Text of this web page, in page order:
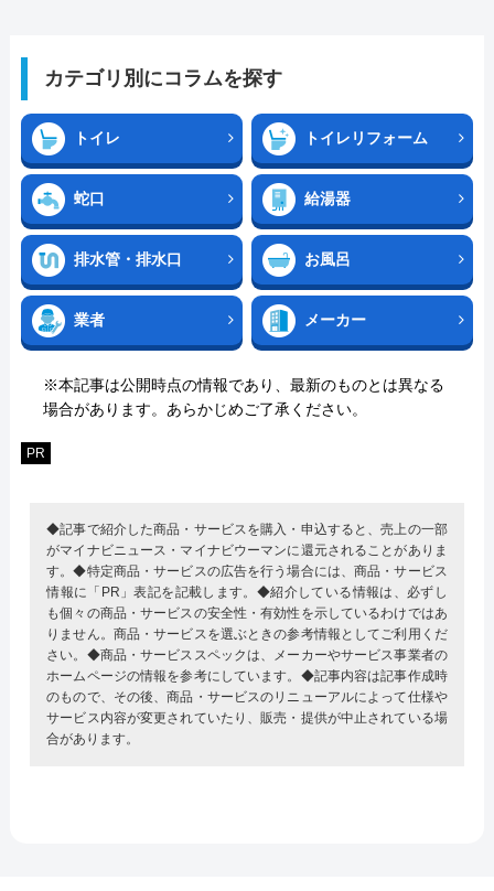
カテゴリ別にコラムを探す
トイレ トイレリフォーム
蛇口 給湯器
排水管・排水口 お風呂
業者 メーカー
※本記事は公開時点の情報であり、最新のものとは異なる
場合があります。あらかじめご了承ください。
PR
◆記事で紹介した商品・サービスを購入・申込すると、売上の一部
がマイナビニュース・マイナビウーマンに還元されることがありま
す。◆特定商品・サービスの広告を行う場合には、商品・サービス
情報に「PR」表記を記載します。◆紹介している情報は、必ずし
も個々の商品・サービスの安全性・有効性を示しているわけではあ
りません。商品・サービスを選ぶときの参考情報としてご利用くだ
さい。◆商品・サービススペックは、メーカーやサービス事業者の
ホームページの情報を参考にしています。◆記事内容は記事作成時
のもので、その後、商品・サービスのリニューアルによって仕様や
サービス内容が変更されていたり、販売・提供が中止されている場
合があります。